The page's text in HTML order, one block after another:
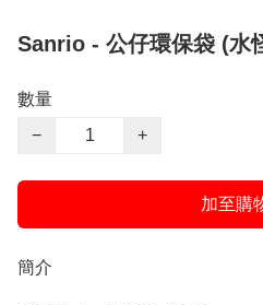
Sanrio - 公仔環保袋 (水
數量
−
+
加至購
簡介